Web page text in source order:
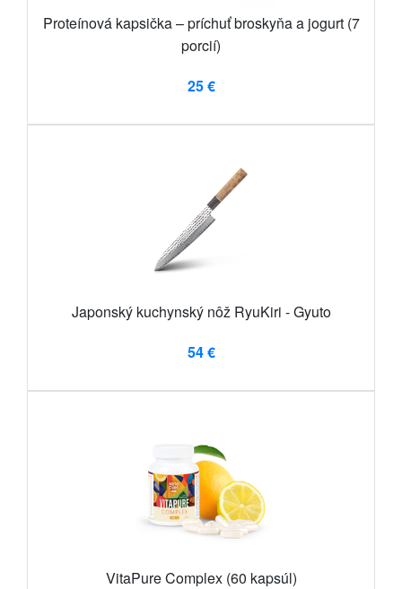
Proteínová kapsička – príchuť broskyňa a jogurt (7
porcií)
25 €
Japonský kuchynský nôž RyuKiri - Gyuto
54 €
VitaPure Complex (60 kapsúl)